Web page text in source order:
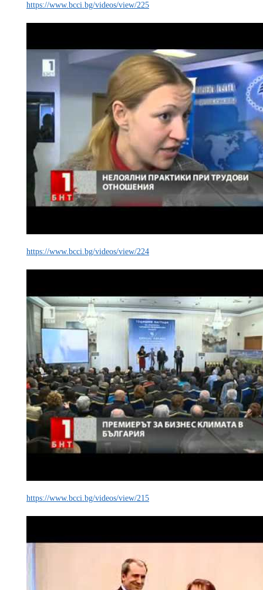
https://www.bcci.bg/videos/view/225
https://www.bcci.bg/videos/view/224
https://www.bcci.bg/videos/view/215